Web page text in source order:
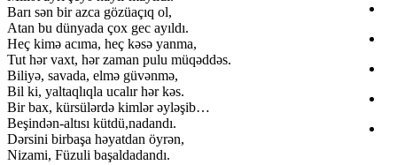
Barı sən bir azca gözüaçıq ol,
Atan bu dünyada çox gec ayıldı.
Heç kimə acıma, heç kəsə yanma,
Tut hər vaxt, hər zaman pulu müqəddəs.
Biliyə, savada, elmə güvənmə,
Bil ki, yaltaqlıqla ucalır hər kəs.
Bir bax, kürsülərdə kimlər əyləşib…
Beşindən-altısı kütdü,nadandı.
Dərsini birbaşa həyatdan öyrən,
Nizami, Füzuli başaldadandı.